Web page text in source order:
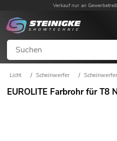
Verkauf nur an
Licht / Scheinwerfer /
EUROLITE Farbrohr für T8